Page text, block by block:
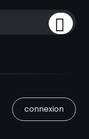
Sign Up
connexion